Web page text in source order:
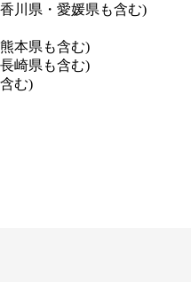
川県・愛媛県も含む)
本県も含む)
崎県も含む)
む)